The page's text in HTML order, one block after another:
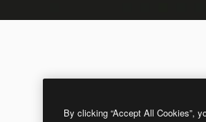
By clicking “Accept All Cookies”,